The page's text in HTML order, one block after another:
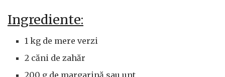
Ingrediente:
1 kg de mere verzi
2 căni de zahăr